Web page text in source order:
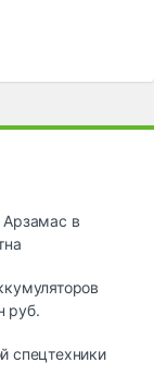
в
руб.
спецтехники